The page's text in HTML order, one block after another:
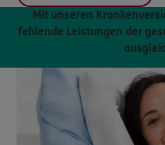
Mit unseren
fehlende Leistungen der